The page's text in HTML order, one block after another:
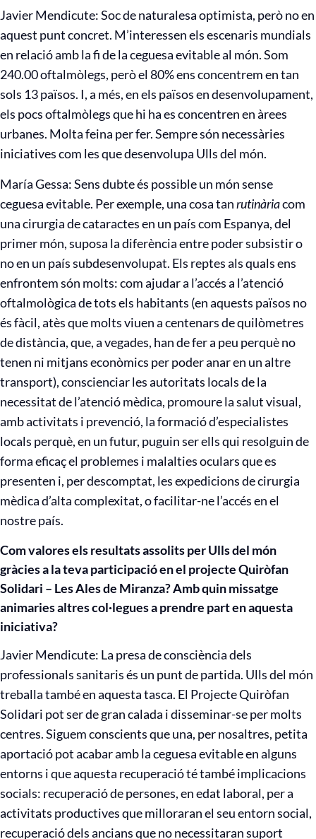
Javier Mendicute: Soc de naturalesa optimista, però no en
aquest punt concret. M’interessen els escenaris mundials
en relació amb la fi de la ceguesa evitable al món. Som
240.00 oftalmòlegs, però el 80% ens concentrem en tan
sols 13 països. I, a més, en els països en desenvolupament,
els pocs oftalmòlegs que hi ha es concentren en àrees
urbanes. Molta feina per fer. Sempre són necessàries
iniciatives com les que desenvolupa Ulls del món.
María Gessa: Sens dubte és possible un món sense
ceguesa evitable. Per exemple, una cosa tanrutinàriacom
una cirurgia de cataractes en un país com Espanya, del
primer món, suposa la diferència entre poder subsistir o
no en un país subdesenvolupat. Els reptes als quals ens
enfrontem són molts: com ajudar a l’accés a l’atenció
oftalmològica de tots els habitants (en aquests països no
és fàcil, atès que molts viuen a centenars de quilòmetres
de distància, que, a vegades, han de fer a peu perquè no
tenen ni mitjans econòmics per poder anar en un altre
transport), conscienciar les autoritats locals de la
necessitat de l’atenció mèdica, promoure la salut visual,
amb activitats i prevenció, la formació d’especialistes
locals perquè, en un futur, puguin ser ells qui resolguin de
forma eficaç el problemes i malalties oculars que es
presenten i, per descomptat, les expedicions de cirurgia
mèdica d’alta complexitat, o facilitar-ne l’accés en el
nostre país.
Com valores els resultats assolits per Ulls del món
gràcies a la teva participació en el projecte Quiròfan
Solidari – Les Ales de Miranza? Amb quin missatge
animaries altres col·legues a prendre part en aquesta
iniciativa?
Javier Mendicute: La presa de consciència dels
professionals sanitaris és un punt de partida. Ulls del món
treballa també en aquesta tasca. El Projecte Quiròfan
Solidari pot ser de gran calada i disseminar-se per molts
centres. Siguem conscients que una, per nosaltres, petita
aportació pot acabar amb la ceguesa evitable en alguns
entorns i que aquesta recuperació té també implicacions
socials: recuperació de persones, en edat laboral, per a
activitats productives que milloraran el seu entorn social,
recuperació dels ancians que no necessitaran suport